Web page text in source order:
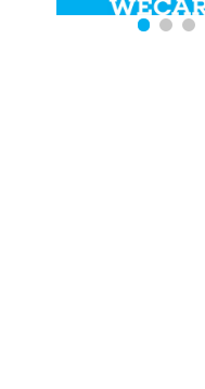
排気量